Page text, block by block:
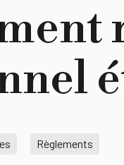
Règlements